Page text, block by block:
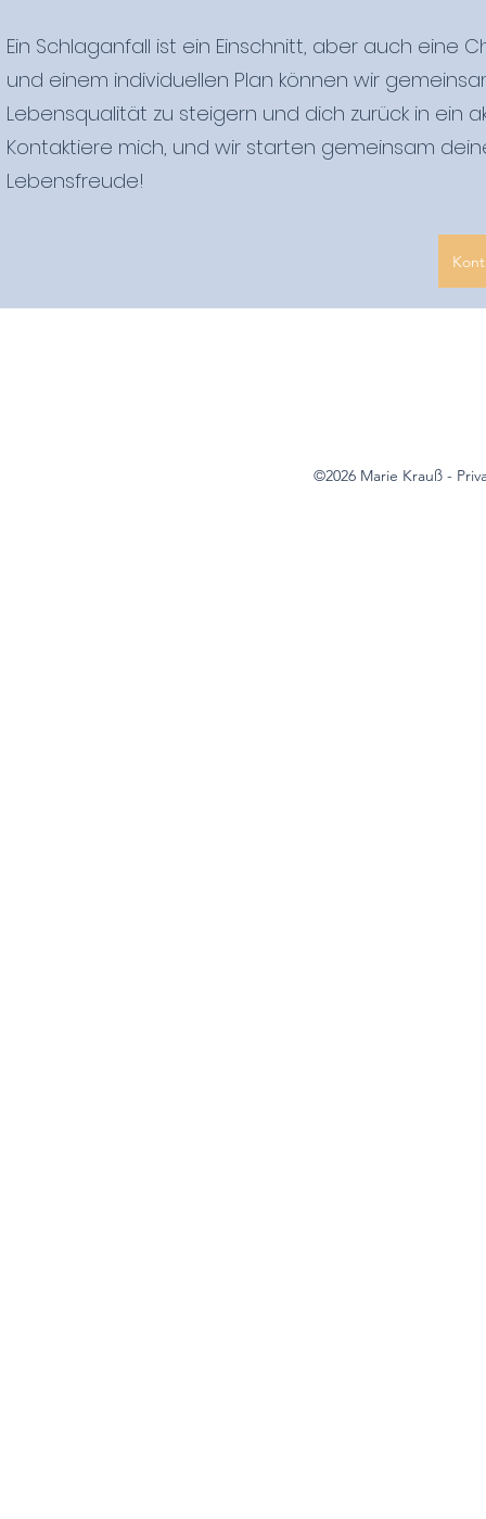
Ein Schlaganfall ist ein Einschnitt, aber auch eine
und einem individuellen Plan können wir
Lebensqualität zu steigern und dich zurück in ein
Kontaktiere mich, und wir starten gemeinsam
Lebensfreude!
©2026 Marie Krauß -